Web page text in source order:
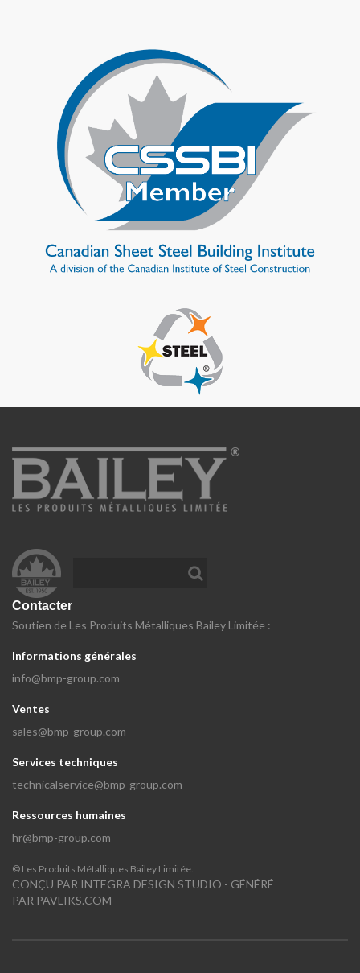
Contacter
Soutien de Les Produits Métalliques Bailey Limitée :
Informations générales
info@bmp-group.com
Ventes
sales@bmp-group.com
Services techniques
technicalservice@bmp-group.com
Ressources humaines
hr@bmp-group.com
© Les Produits Métalliques Bailey Limitée.
CONÇU PAR INTEGRA DESIGN STUDIO - GÉNÉRÉ
PAR PAVLIKS.COM